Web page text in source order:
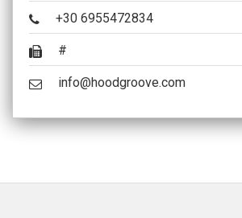
+30 6955472834
#
info@hoodgroove.com